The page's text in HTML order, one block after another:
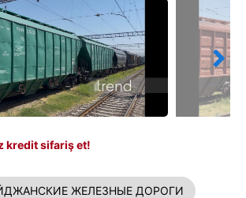
kredit sifariş et!
ЖЕЛЕЗНЫЕ ДОРОГИ